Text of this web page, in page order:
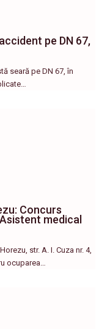
pe DN 67,
seară pe DN 67, în
Concurs
medical
str. A. I. Cuza nr. 4,
ocuparea…